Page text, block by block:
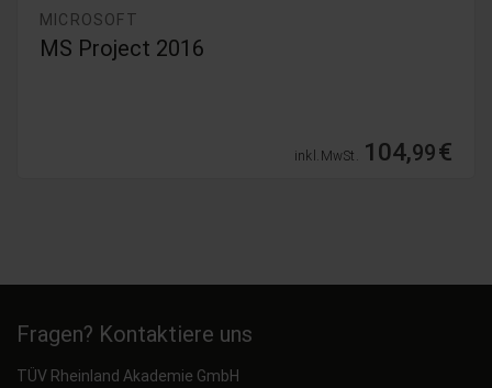
MICROSOFT
MS Project 2016
inkl. MwSt. 104,99€
Fragen? Kontaktiere uns
TÜV Rheinland Akademie GmbH